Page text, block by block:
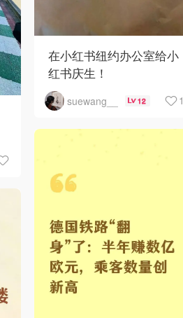
在小红书纽约办公室给小
红书庆生！
suewang__ 12 1